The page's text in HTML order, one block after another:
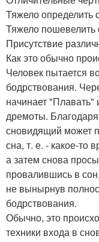
Тяжело определить
Тяжело пошевелить
Присутствие
Как это обычно
Человек пытается
бодрствования.
начинает "Плавать"
дремоты.
сновидящий может
сна, т. е. - какое-то
а затем снова
провалившись в
не вынырнув
бодрствования.
Обычно, это
техники входа в